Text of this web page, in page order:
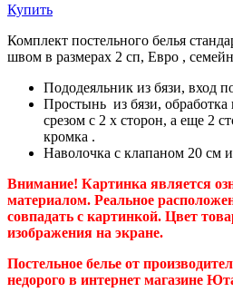
Купить
Комплект постельного белья
швом в размерах 2 сп, Евро ,
Пододеяльник из бязи, вход
Простынь из бязи,
срезом с 2 х сторон, а еще 2
кромка .
Наволочка с клапаном 20 см
Внимание! Картинка является
материалом. Реальное
совпадать с картинкой. Цвет
изображения на экране.
Постельное белье от
недорого в интернет магазине